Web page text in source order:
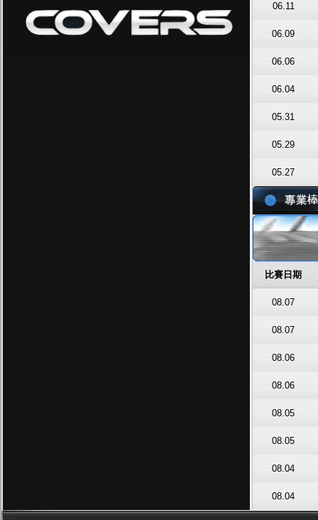
06.11
06.09
06.06
06.04
05.31
05.29
05.27
比賽日期
08.07
08.07
08.06
08.06
08.05
08.05
08.04
08.04